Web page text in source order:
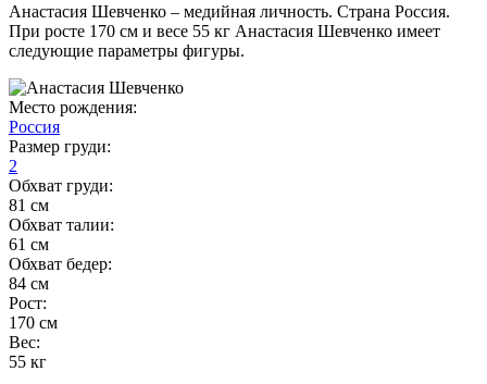
Анастасия Шевченко – медийная личность. Страна Россия.
При росте 170 см и весе 55 кг Анастасия Шевченко имеет
следующие параметры фигуры.
Место рождения:
Россия
Размер груди:
2
Обхват груди:
81 см
Обхват талии:
61 см
Обхват бедер:
84 см
Рост:
170 см
Вес:
55 кг